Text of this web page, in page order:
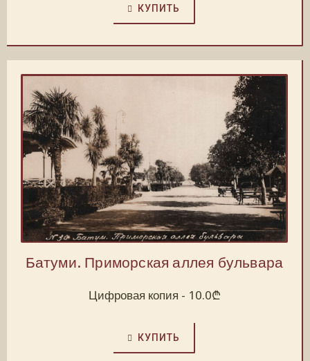
КУПИТЬ
Батуми. Приморская аллея бульвара
Цифровая копия - 10.0₾
КУПИТЬ